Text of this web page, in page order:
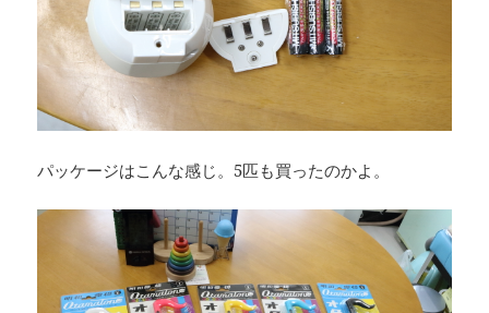
パッケージはこんな感じ。5匹も買ったのかよ。